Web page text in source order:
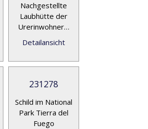
Nachgestellte
Laubhütte der
Urerinwohner…
Detailansicht
231278
Schild im National
Park Tierra del
Fuego